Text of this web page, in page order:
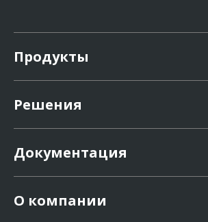
Продукты
Решения
Документация
О компании